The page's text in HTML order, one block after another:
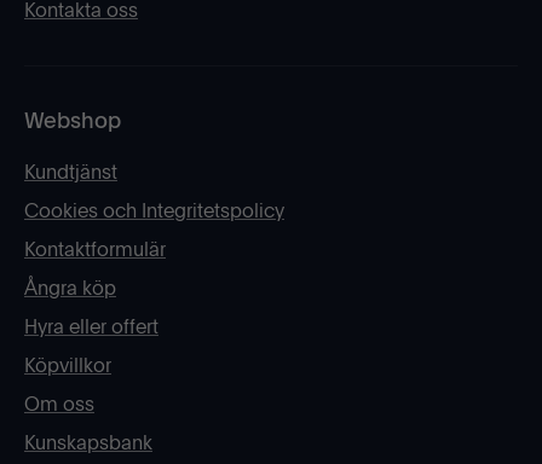
Kontakta oss
Webshop
Kundtjänst
Cookies och Integritetspolicy
Kontaktformulär
Ångra köp
Hyra eller offert
Köpvillkor
Om oss
Kunskapsbank